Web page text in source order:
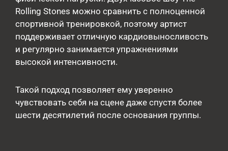
Rolling Stones можно сравнить с полноценной
спортивной тренировкой, поэтому артист
поддерживает отличную кардиовыносливость
и регулярно занимается упражнениями
высокой интенсивности.
Такой подход позволяет ему уверенно
чувствовать себя на сцене даже спустя более
шести десятилетий после основания группы.